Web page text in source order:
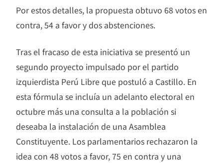
Por estos detalles, la propuesta obtuvo 68 votos en
contra, 54 a favor y dos abstenciones.
Tras el fracaso de esta iniciativa se presentó un
segundo proyecto impulsado por el partido
izquierdista Perú Libre que postuló a Castillo. En
esta fórmula se incluía un adelanto electoral en
octubre más una consulta a la población si
deseaba la instalación de una Asamblea
Constituyente. Los parlamentarios rechazaron la
idea con 48 votos a favor, 75 en contra y una